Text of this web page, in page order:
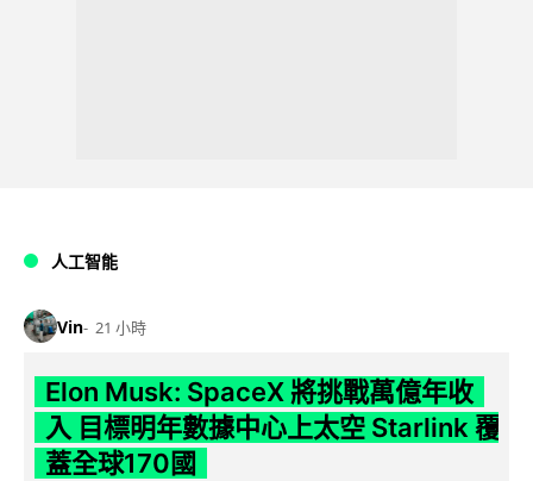
人工智能
Vin 21 小時
Elon Musk: SpaceX 將挑戰萬億年收
入 目標明年數據中心上太空 Starlink 覆
蓋全球170國